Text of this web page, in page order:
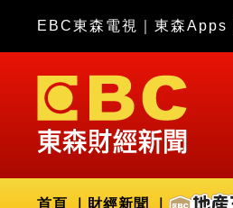
EBC東森電視 東森Apps
首頁 財經新聞